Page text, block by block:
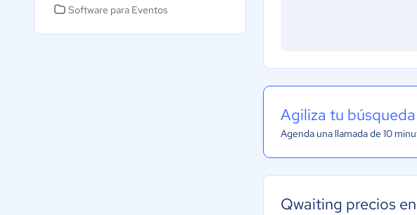
Software para Eventos
Agiliza tu búsqueda
Agenda una llamada de 10
Qwaiting precios